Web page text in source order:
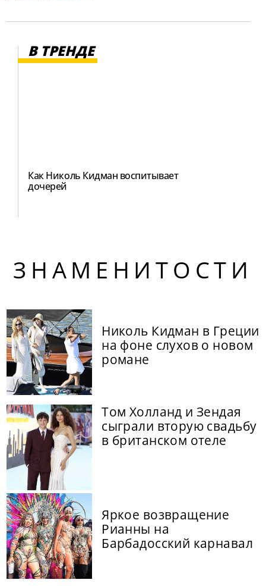
В ТРЕНДЕ
Как Николь Кидман воспитывает
дочерей
ЗНАМЕНИТОСТИ
Николь Кидман в Греции
на фоне слухов о новом
романе
Том Холланд и Зендая
сыграли вторую свадьбу
в британском отеле
Яркое возвращение
Рианны на
Барбадосский карнавал